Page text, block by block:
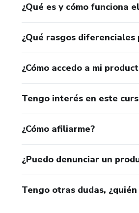
¿Qué es y cómo funciona
¿Qué rasgos
¿Cómo accedo a mi
Tengo interés en este
¿Cómo afiliarme?
¿Puedo denunciar un
Tengo otras dudas,